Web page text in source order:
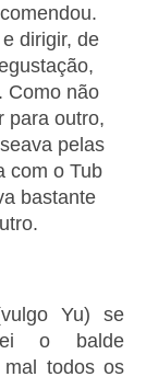
dirigir, de
Como não
para outro,
pelas
com o Tub
bastante
Yu) se
o balde
mal todos os